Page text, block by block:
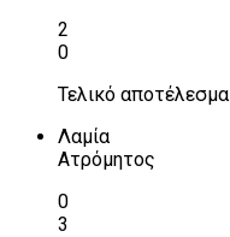
2
0
Τελικό αποτέλεσμα
Λαμία
Ατρόμητος
0
3